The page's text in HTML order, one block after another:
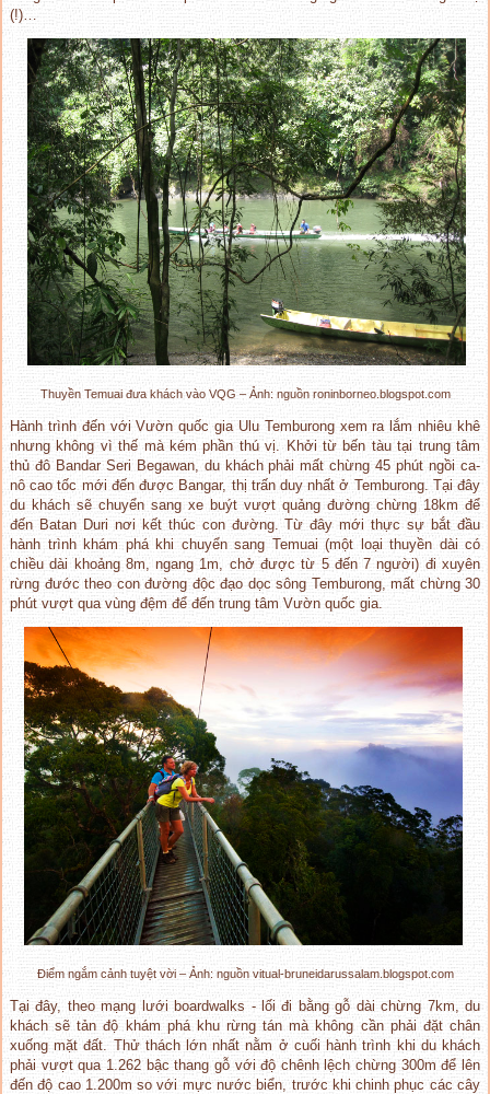
(!)…
Thuyền Temuai đưa khách vào VQG – Ảnh: nguồn roninborneo.blogspot.com
Hành trình đến với Vườn quốc gia Ulu Temburong xem ra lắm nhiêu khê
nhưng không vì thế mà kém phần thú vị. Khởi từ bến tàu tại trung tâm
thủ đô Bandar Seri Begawan, du khách phải mất chừng 45 phút ngồi ca-
nô cao tốc mới đến được Bangar, thị trấn duy nhất ở Temburong. Tại đây
du khách sẽ chuyển sang xe buýt vượt quảng đường chừng 18km để
đến Batan Duri nơi kết thúc con đường. Từ đây mới thực sự bắt đầu
hành trình khám phá khi chuyển sang Temuai (một loại thuyền dài có
chiều dài khoảng 8m, ngang 1m, chở được từ 5 đến 7 người) đi xuyên
rừng đước theo con đường độc đạo dọc sông Temburong, mất chừng 30
phút vượt qua vùng đệm để đến trung tâm Vườn quốc gia.
Điểm ngắm cảnh tuyệt vời – Ảnh: nguồn vitual-bruneidarussalam.blogspot.com
Tại đây, theo mạng lưới boardwalks - lối đi bằng gỗ dài chừng 7km, du
khách sẽ tản độ khám phá khu rừng tán mà không cần phải đặt chân
xuống mặt đất. Thử thách lớn nhất nằm ở cuối hành trình khi du khách
phải vượt qua 1.262 bậc thang gỗ với độ chênh lệch chừng 300m để lên
đến độ cao 1.200m so với mực nước biển, trước khi chinh phục các cây